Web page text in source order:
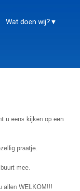
Wat doen wij?
u eens kijken op een
praatje.
mee.
allen WELKOM!!!